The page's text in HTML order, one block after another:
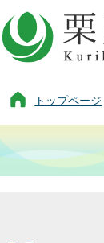
トップページ
原